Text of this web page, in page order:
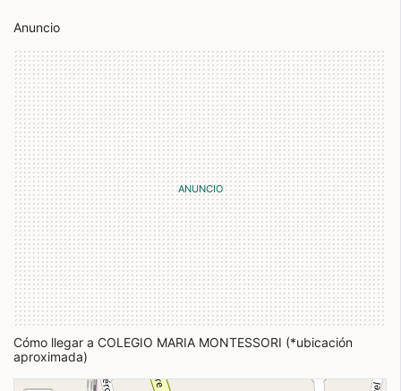
Anuncio
Cómo llegar a COLEGIO MARIA MONTESSORI (*ubicación
aproximada)